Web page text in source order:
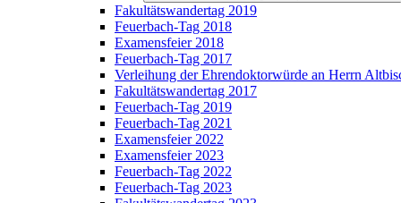
Fakultätswandertag 2019
Feuerbach-Tag 2018
Examensfeier 2018
Feuerbach-Tag 2017
Verleihung der Ehrendoktorwürde an Herrn
Fakultätswandertag 2017
Feuerbach-Tag 2019
Feuerbach-Tag 2021
Examensfeier 2022
Examensfeier 2023
Feuerbach-Tag 2022
Feuerbach-Tag 2023